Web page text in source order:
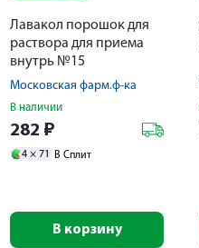
Лавакол порошок для
раствора для приема
внутрь №15
Московская фарм.ф-ка
В наличии
282 ₽
4 × 71 В Сплит
В корзину